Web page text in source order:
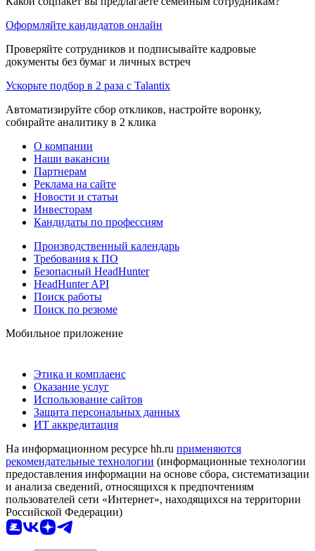
Оформляйте кандидатов онлайн
Проверяйте сотрудников и подписывайте кадровые
документы без бумаг и личных встреч
Ускорьте подбор в 2 раза с Talantix
Автоматизируйте сбор откликов, настройте воронку,
собирайте аналитику в 2 клика
О компании
Наши вакансии
Партнерам
Реклама на сайте
Новости и статьи
Инвесторам
Кандидаты по профессиям
Производственный календарь
Требования к ПО
Безопасный HeadHunter
HeadHunter API
Поиск работы
Поиск по резюме
Мобильное приложение
Этика и комплаенс
Оказание услуг
Использование сайтов
Защита персональных данных
ИТ аккредитация
На информационном ресурсе hh.ru применяются
рекомендательные технологии (информационные технологии
предоставления информации на основе сбора, систематизации
и анализа сведений, относящихся к предпочтениям
пользователей сети «Интернет», находящихся на территории
Российской Федерации)